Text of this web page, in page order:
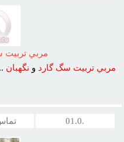
مربي تربيت
مربي تربيت سگ گارد و نگهبان
.01.0